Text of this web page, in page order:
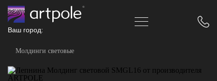
Ваш город:
Молдинги световые